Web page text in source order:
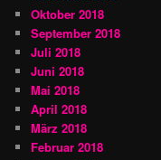
Oktober 2018
September 2018
Juli 2018
Juni 2018
Mai 2018
April 2018
März 2018
Februar 2018